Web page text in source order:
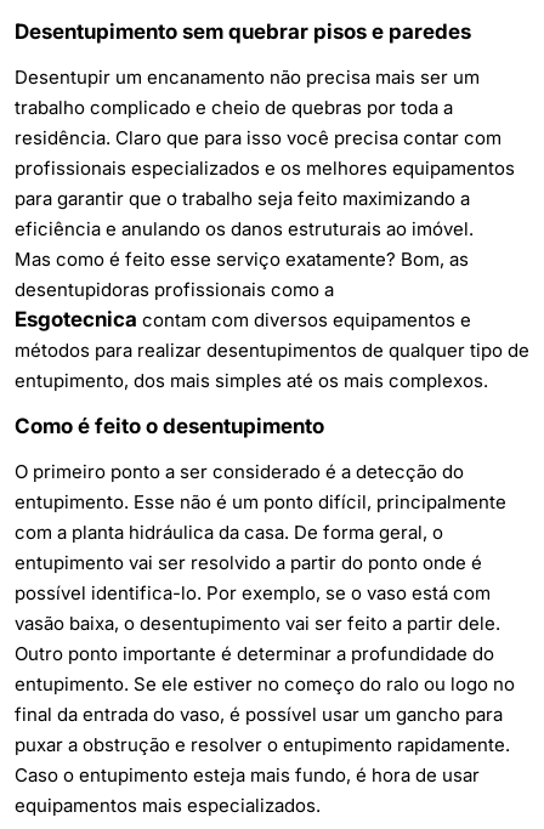
Desentupimento sem quebrar pisos e paredes
Desentupir um encanamento não precisa mais ser um
trabalho complicado e cheio de quebras por toda a
residência. Claro que para isso você precisa contar com
profissionais especializados e os melhores equipamentos
para garantir que o trabalho seja feito maximizando a
eficiência e anulando os danos estruturais ao imóvel.
Mas como é feito esse serviço exatamente? Bom, as
desentupidoras profissionais como a
Esgotecnica contam com diversos equipamentos e
métodos para realizar desentupimentos de qualquer tipo de
entupimento, dos mais simples até os mais complexos.
Como é feito o desentupimento
O primeiro ponto a ser considerado é a detecção do
entupimento. Esse não é um ponto difícil, principalmente
com a planta hidráulica da casa. De forma geral, o
entupimento vai ser resolvido a partir do ponto onde é
possível identifica-lo. Por exemplo, se o vaso está com
vasão baixa, o desentupimento vai ser feito a partir dele.
Outro ponto importante é determinar a profundidade do
entupimento. Se ele estiver no começo do ralo ou logo no
final da entrada do vaso, é possível usar um gancho para
puxar a obstrução e resolver o entupimento rapidamente.
Caso o entupimento esteja mais fundo, é hora de usar
equipamentos mais especializados.